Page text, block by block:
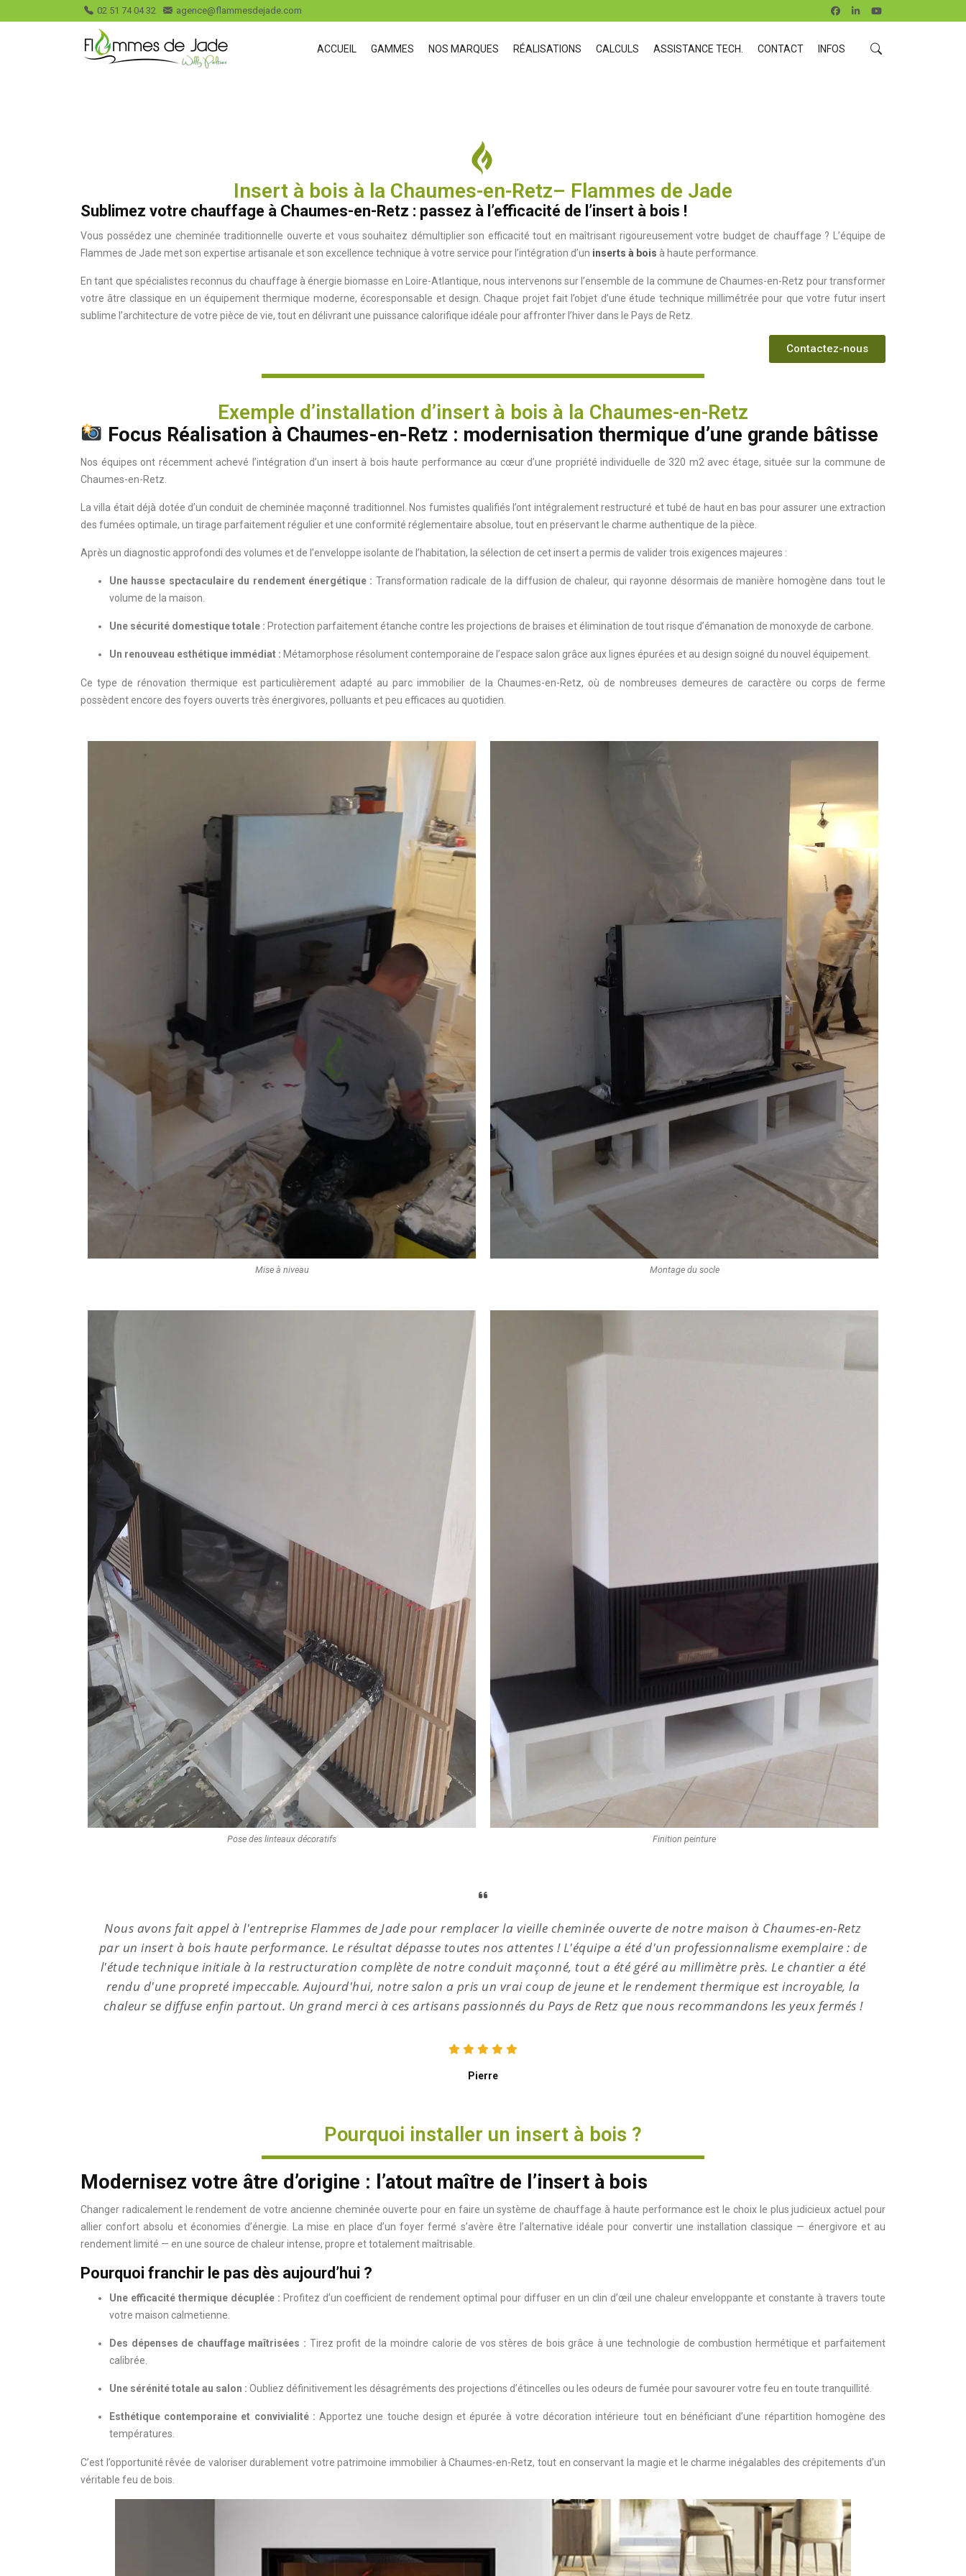
02 51 74 04 32 agence@flammesdejade.com
ACCUEIL GAMMES NOS MARQUES RÉALISATIONS CALCULS ASSISTANCE TECH. CONTACT INFOS
Insert à bois à la Chaumes-en-Retz– Flammes de Jade
Sublimez votre chauffage à Chaumes-en-Retz : passez à l’efficacité de l’insert à bois !
Vous possédez une cheminée traditionnelle ouverte et vous souhaitez démultiplier son efficacité tout en maîtrisant rigoureusement votre budget de chauffage ? L’équipe de
Flammes de Jade met son expertise artisanale et son excellence technique à votre service pour l’intégration d’un inserts à bois à haute performance.
En tant que spécialistes reconnus du chauffage à énergie biomasse en Loire-Atlantique, nous intervenons sur l’ensemble de la commune de Chaumes-en-Retz pour transformer
votre âtre classique en un équipement thermique moderne, écoresponsable et design. Chaque projet fait l’objet d’une étude technique millimétrée pour que votre futur insert
sublime l’architecture de votre pièce de vie, tout en délivrant une puissance calorifique idéale pour affronter l’hiver dans le Pays de Retz.
Contactez-nous
Exemple d’installation d’insert à bois à la Chaumes-en-Retz
Focus Réalisation à Chaumes-en-Retz : modernisation thermique d’une grande bâtisse
Nos équipes ont récemment achevé l’intégration d’un insert à bois haute performance au cœur d’une propriété individuelle de 320 m2 avec étage, située sur la commune de
Chaumes-en-Retz.
La villa était déjà dotée d’un conduit de cheminée maçonné traditionnel. Nos fumistes qualifiés l’ont intégralement restructuré et tubé de haut en bas pour assurer une extraction
des fumées optimale, un tirage parfaitement régulier et une conformité réglementaire absolue, tout en préservant le charme authentique de la pièce.
Après un diagnostic approfondi des volumes et de l’enveloppe isolante de l’habitation, la sélection de cet insert a permis de valider trois exigences majeures :
Une hausse spectaculaire du rendement énergétique : Transformation radicale de la diffusion de chaleur, qui rayonne désormais de manière homogène dans tout le
volume de la maison.
Une sécurité domestique totale : Protection parfaitement étanche contre les projections de braises et élimination de tout risque d’émanation de monoxyde de carbone.
Un renouveau esthétique immédiat : Métamorphose résolument contemporaine de l’espace salon grâce aux lignes épurées et au design soigné du nouvel équipement.
Ce type de rénovation thermique est particulièrement adapté au parc immobilier de la Chaumes-en-Retz, où de nombreuses demeures de caractère ou corps de ferme
possèdent encore des foyers ouverts très énergivores, polluants et peu efficaces au quotidien.
Mise à niveau Montage du socle
Pose des linteaux décoratifs Finition peinture
Nous avons fait appel à l'entreprise Flammes de Jade pour remplacer la vieille cheminée ouverte de notre maison à Chaumes-en-Retz
par un insert à bois haute performance. Le résultat dépasse toutes nos attentes ! L'équipe a été d'un professionnalisme exemplaire : de
l'étude technique initiale à la restructuration complète de notre conduit maçonné, tout a été géré au millimètre près. Le chantier a été
rendu d'une propreté impeccable. Aujourd'hui, notre salon a pris un vrai coup de jeune et le rendement thermique est incroyable, la
chaleur se diffuse enfin partout. Un grand merci à ces artisans passionnés du Pays de Retz que nous recommandons les yeux fermés !
Pierre
Pourquoi installer un insert à bois ?
Modernisez votre âtre d’origine : l’atout maître de l’insert à bois
Changer radicalement le rendement de votre ancienne cheminée ouverte pour en faire un système de chauffage à haute performance est le choix le plus judicieux actuel pour
allier confort absolu et économies d’énergie. La mise en place d’un foyer fermé s’avère être l’alternative idéale pour convertir une installation classique — énergivore et au
rendement limité — en une source de chaleur intense, propre et totalement maîtrisable.
Pourquoi franchir le pas dès aujourd’hui ?
Une efficacité thermique décuplée : Profitez d’un coefficient de rendement optimal pour diffuser en un clin d’œil une chaleur enveloppante et constante à travers toute
votre maison calmetienne.
Des dépenses de chauffage maîtrisées : Tirez profit de la moindre calorie de vos stères de bois grâce à une technologie de combustion hermétique et parfaitement
calibrée.
Une sérénité totale au salon : Oubliez définitivement les désagréments des projections d’étincelles ou les odeurs de fumée pour savourer votre feu en toute tranquillité.
Esthétique contemporaine et convivialité : Apportez une touche design et épurée à votre décoration intérieure tout en bénéficiant d’une répartition homogène des
températures.
C’est l’opportunité rêvée de valoriser durablement votre patrimoine immobilier à Chaumes-en-Retz, tout en conservant la magie et le charme inégalables des crépitements d’un
véritable feu de bois.